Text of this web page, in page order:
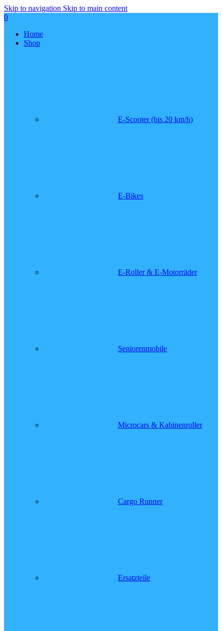
Skip to navigation Skip to main content
0
Home
Shop
E-Scooter (bis 20 km/h)
E-Bikes
E-Roller & E-Motorräder
Seniorenmobile
Microcars & Kabinenroller
Cargo Runner
Ersatzteile